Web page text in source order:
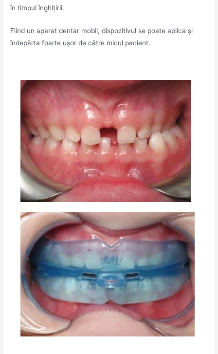
în timpul înghițirii.
Fiind un aparat dentar mobil, dispozitivul se poate aplica și
îndepărta foarte ușor de către micul pacient.